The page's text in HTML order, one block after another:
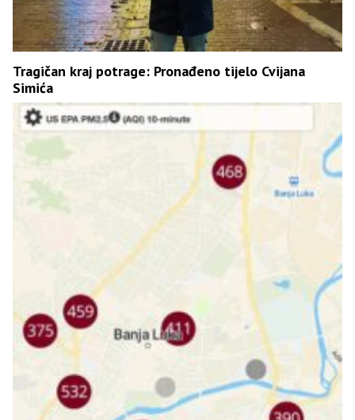
Tragičan kraj potrage: Pronađeno tijelo Cvijana
Simića